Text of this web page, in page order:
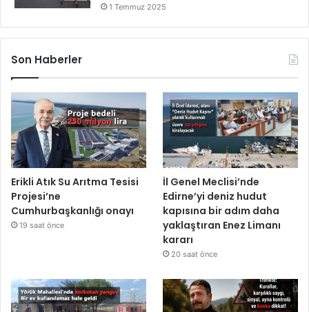
1 Temmuz 2025
Son Haberler
Erikli Atık Su Arıtma Tesisi
Projesi’ne
Cumhurbaşkanlığı onayı
19 saat önce
İl Genel Meclisi’nde
Edirne’yi deniz hudut
kapısına bir adım daha
yaklaştıran Enez Limanı
kararı
20 saat önce